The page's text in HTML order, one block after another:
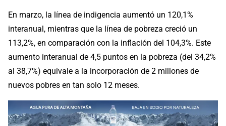
En marzo, la línea de indigencia aumentó un 120,1%
interanual, mientras que la línea de pobreza creció un
113,2%, en comparación con la inflación del 104,3%. Este
aumento interanual de 4,5 puntos en la pobreza (del 34,2%
al 38,7%) equivale a la incorporación de 2 millones de
nuevos pobres en tan solo 12 meses.